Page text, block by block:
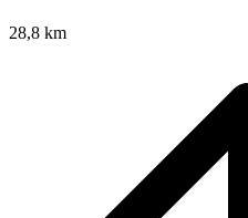
28,8 km